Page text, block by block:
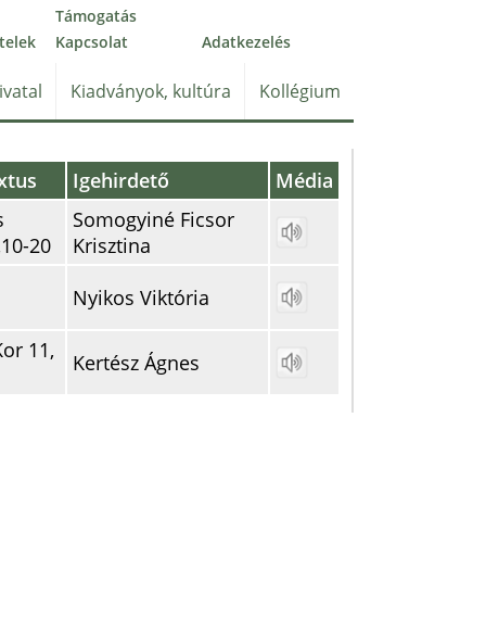
Támogatás
Kapcsolat Adatkezelés
Kiadványok, kultúra Kollégium
Igehirdető
Média
20
Somogyiné Ficsor
Krisztina
Nyikos Viktória
11,
Kertész Ágnes